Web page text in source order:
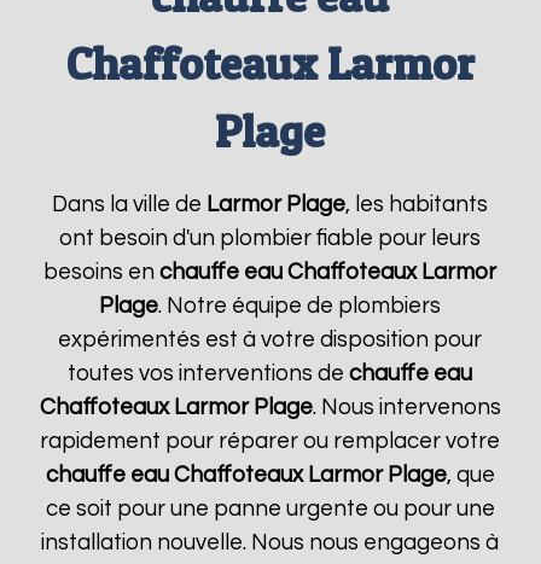
Chaffoteaux Larmor
Plage
Dans la ville de Larmor Plage, les habitants
ont besoin d'un plombier fiable pour leurs
besoins enchauffe eau Chaffoteaux Larmor
Plage. Notre équipe de plombiers
expérimentés est à votre disposition pour
toutes vos interventions dechauffe eau
Chaffoteaux Larmor Plage. Nous intervenons
rapidement pour réparer ou remplacer votre
chauffe eau Chaffoteaux Larmor Plage, que
ce soit pour une panne urgente ou pour une
installation nouvelle. Nous nous engageons à